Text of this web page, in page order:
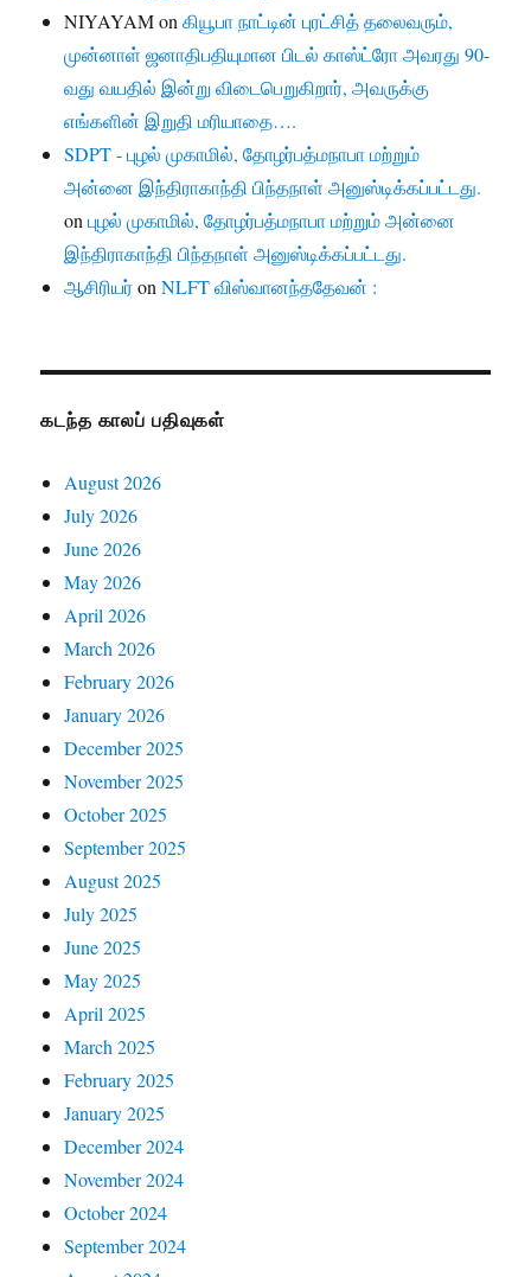
NIYAYAMonகியூபா நாட்டின் புரட்சித் தலைவரும்,
முன்னாள் ஜனாதிபதியுமான பிடல் காஸ்ட்ரோ அவரது 90-
வது வயதில் இன்று விடைபெறுகிறார், அவருக்கு
எங்களின் இறுதி மரியாதை….
SDPT - புழல் முகாமில், தோழர்பத்மநாபா மற்றும்
அன்னை இந்திராகாந்தி பிந்தநாள் அனுஸ்டிக்கப்பட்டது.
onபுழல் முகாமில், தோழர்பத்மநாபா மற்றும் அன்னை
இந்திராகாந்தி பிந்தநாள் அனுஸ்டிக்கப்பட்டது.
ஆசிரியர்onNLFT விஸ்வானந்ததேவன் :
கடந்த காலப் பதிவுகள்
August 2026
July 2026
June 2026
May 2026
April 2026
March 2026
February 2026
January 2026
December 2025
November 2025
October 2025
September 2025
August 2025
July 2025
June 2025
May 2025
April 2025
March 2025
February 2025
January 2025
December 2024
November 2024
October 2024
September 2024